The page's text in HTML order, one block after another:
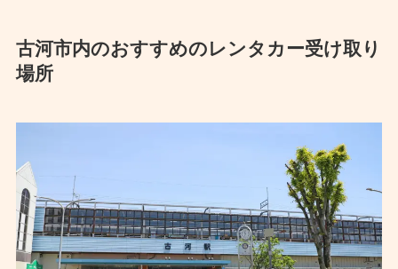
古河市内のおすすめのレンタカー受け取り
場所